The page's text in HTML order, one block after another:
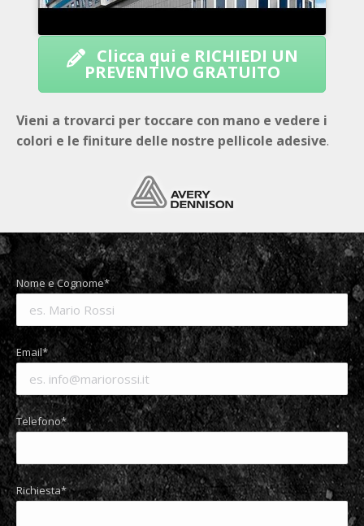
Clicca qui e RICHIEDI UN
PREVENTIVO GRATUITO
Vieni a trovarci per toccare con mano e vedere i
colori e le finiture delle nostre pellicole adesive.
Nome e Cognome*
Email*
Telefono*
Richiesta*